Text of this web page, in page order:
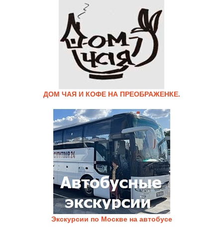
ДОМ ЧАЯ И КОФЕ НА ПРЕОБРАЖЕНКЕ.
Экскурсии по Москве на автобусе